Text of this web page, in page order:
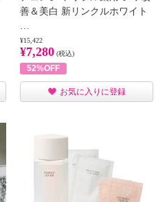
善＆美白 新リンクルホワイト
¥15,422
¥7,280 (税込)
52%OFF
お気に入りに登録